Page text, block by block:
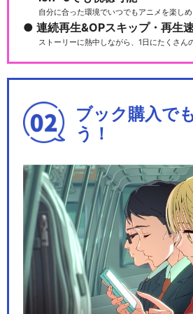
自分に合った環境でいつでもアニメを楽し
連続再生&OPスキップ・再生
ストーリーに熱中しながら、1日にたくさん
ブック購入で
う！